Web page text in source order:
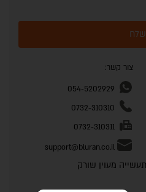
שלח
צור קשר:
054-5202929
0732-310310
0732-310311
support@bluran.co.il